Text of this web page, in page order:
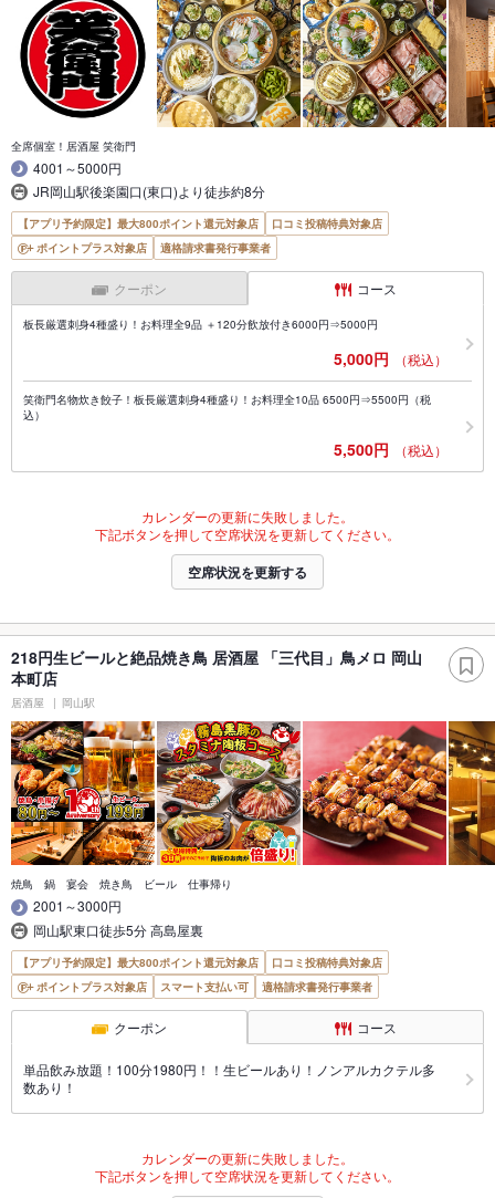
全席個室！居酒屋 笑衛門
4001～5000円
JR岡山駅後楽園口(東口)より徒歩約8分
【アプリ予約限定】最大800ポイント還元対象店
口コミ投稿特典対象店
ポイントプラス対象店
適格請求書発行事業者
クーポン コース
板長厳選刺身4種盛り！お料理全9品 ＋120分飲放付き6000円⇒5000円
5,000円 （税込）
笑衛門名物炊き餃子！板長厳選刺身4種盛り！お料理全10品 6500円⇒5500円（税
込）
5,500円 （税込）
カレンダーの更新に失敗しました。
下記ボタンを押して空席状況を更新してください。
空席状況を更新する
218円生ビールと絶品焼き鳥 居酒屋 「三代目」鳥メロ 岡山
本町店
居酒屋 岡山駅
焼鳥 鍋 宴会 焼き鳥 ビール 仕事帰り
2001～3000円
岡山駅東口徒歩5分 高島屋裏
【アプリ予約限定】最大800ポイント還元対象店
口コミ投稿特典対象店
ポイントプラス対象店
スマート支払い可 適格請求書発行事業者
クーポン コース
単品飲み放題！100分1980円！！生ビールあり！ノンアルカクテル多
数あり！
カレンダーの更新に失敗しました。
下記ボタンを押して空席状況を更新してください。